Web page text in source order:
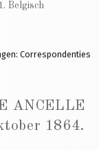
Belgisch
Correspondenties
ANCELLE
1864.